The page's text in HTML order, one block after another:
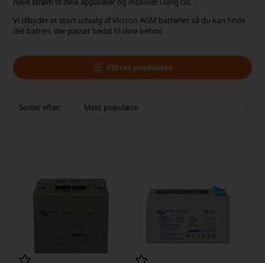
Vi tilbyder et stort udvalg af Victron AGM batterier, så du kan finde
det batteri, der passer bedst til dine behov.
Filtrer produkter
Sorter efter: